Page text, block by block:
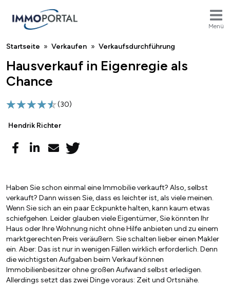
Menü
Breadcrumb
Startseite Verkaufen Verkaufsdurchführung
Hausverkauf in Eigenregie als
Chance
(30)
Hendrik Richter
Haben Sie schon einmal eine Immobilie verkauft? Also, selbst
verkauft? Dann wissen Sie, dass es leichter ist, als viele meinen.
Wenn Sie sich an ein paar Eckpunkte halten, kann kaum etwas
schiefgehen. Leider glauben viele Eigentümer, Sie könnten Ihr
Haus oder Ihre Wohnung nicht ohne Hilfe anbieten und zu einem
marktgerechten Preis veräußern. Sie schalten lieber einen Makler
ein. Aber: Das ist nur in wenigen Fällen wirklich erforderlich. Denn
die wichtigsten Aufgaben beim Verkauf können
Immobilienbesitzer ohne großen Aufwand selbst erledigen.
Allerdings setzt das zwei Dinge voraus: Zeit und Ortsnähe.